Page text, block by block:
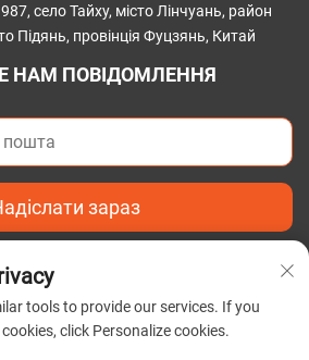
село Тайху, місто Лінчуань, район
Підянь, провінція Фуцзянь, Китай
НАМ ПОВІДОМЛЕННЯ
зараз
© 2025 Підянь C&Q Paper Ко., Лтд. |
tools to provide our services. If you
click Personalize cookies.